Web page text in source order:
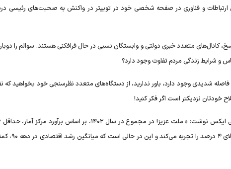
و فناوری در صفحه شخصی خود در توییتر در واکنش به صحبت‌های رئیسی
کانال‌های متعدد خبری دولتی و وابستگان نسبی در حال فرافکنی هستند. سوالم را
و شرایط زندگی مردم تفاوت وجود دارد؟
شدیدی وجود دارد، باور ندارید، از دستگاه‌های متعدد نظرسنجی خود بخواهید که
خودتان نزدیکتر است اگر فکر کنید!
خواهد بود. اکنون سه سال متوالی است که کشور،